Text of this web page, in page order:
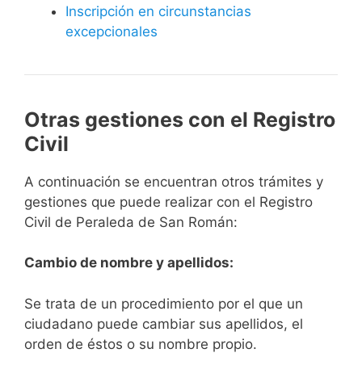
Inscripción en circunstancias
excepcionales
Otras gestiones con el Registro
Civil
A continuación se encuentran otros trámites y
gestiones que puede realizar con el Registro
Civil de Peraleda de San Román:
Cambio de nombre y apellidos:
Se trata de un procedimiento por el que un
ciudadano puede cambiar sus apellidos, el
orden de éstos o su nombre propio.